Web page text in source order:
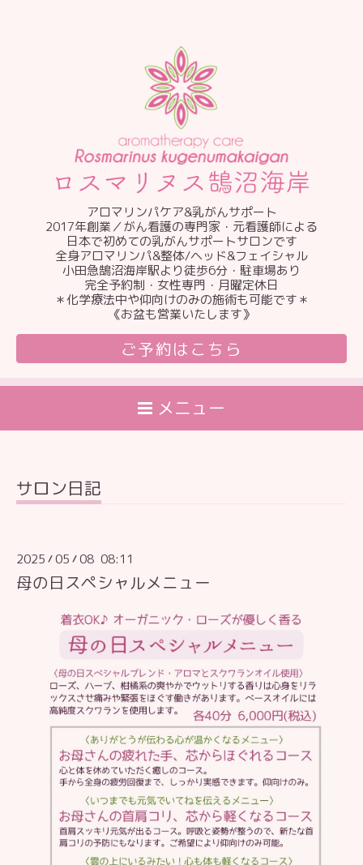
アロマリンパケア&乳がんサポート
2017年創業／がん看護の専門家・元看護師による
日本で初めての乳がんサポートサロンです
全身アロマリンパ&整体/ヘッド&フェイシャル
小田急鵠沼海岸駅より徒歩6分・駐車場あり
完全予約制・女性専門・月曜定休日
＊化学療法中や仰向けのみの施術も可能です＊
《お盆も営業いたします》
ご予約はこちら
メニュー
サロン日記
2025 /05 /08 08:11
母の日スペシャルメニュー